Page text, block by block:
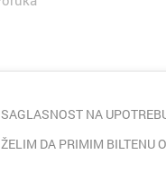
SAGLASNOST NA
ŽELIM DA PRIMIM BILTENU